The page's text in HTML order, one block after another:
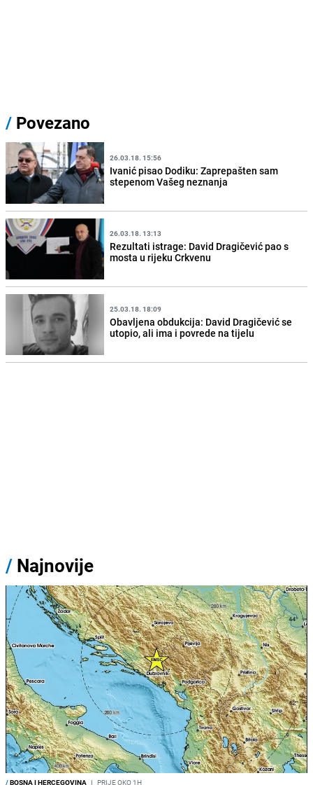
/ Povezano
26.03.18. 15:56
Ivanić pisao Dodiku: Zaprepašten sam
stepenom Vašeg neznanja
26.03.18. 13:13
Rezultati istrage: David Dragičević pao s
mosta u rijeku Crkvenu
25.03.18. 18:09
Obavljena obdukcija: David Dragičević se
utopio, ali ima i povrede na tijelu
/ Najnovije
/BOSNA I HERCEGOVINA I PRIJE OKO 1H